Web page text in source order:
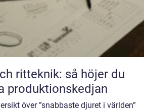
ritteknik: så höjer du
produktionskedjan
över ”snabbaste djuret i världen”